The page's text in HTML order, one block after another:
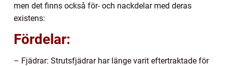
men det finns också för- och nackdelar med deras
existens:
Fördelar:
– Fjädrar: Strutsfjädrar har länge varit eftertraktade för